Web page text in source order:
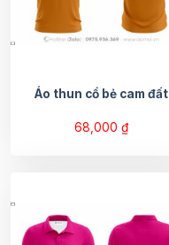
Áo thun cổ bẻ cam đất
68,000 ₫